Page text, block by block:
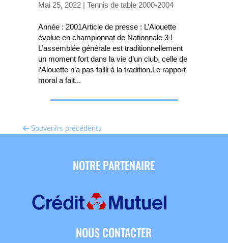
Mai 25, 2022| Tennis de table 2000-2004
Année : 2001Article de presse : L’Alouette
évolue en championnat de Nationnale 3 !
L’assemblée générale est traditionnellement
un moment fort dans la vie d’un club, celle de
l’Alouette n’a pas failli à la tradition.Le rapport
moral a fait...
Souvenirs précédents
NOTRE PARTENAIRE
NOUS CONTACTER